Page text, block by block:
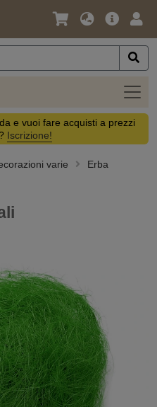
Lingua
Valuta
Offerta
e vuoi fare acquisti a prezzi
Iscrizione!
varie
Erba